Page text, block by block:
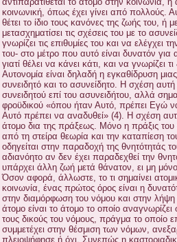
κοινωνική, όπως έχει γίνει από πολλούς.
θέτει το ίδιο τους κανόνες της ζωής του, ή
μετασχηματίσει τις σχέσεις του με το
γνωρίζει τις επιθυμίες του και να ελέγχει
του- στο μέτρο που αυτό είναι δυνατόν
γιατί θέλει να κάνει κάτι, και να γνωρίζει τι
Αυτονομία είναι δηλαδή η εγκαθίδρυση
συνειδητό και το ασυνείδητο. Η σχέση αυτή
συνειδητού επί του ασυνειδήτου, αλλά
φροϋδικού «όπου ήταν Αυτό, πρέπει Εγώ
Αυτό πρέπει να αναδυθεί» (4). Η σχέση
άτομο δια της πράξεως. Μόνο η πράξις
από τη στείρα θεωρία και την καταπίεση
οδηγείται στην παραδοχή της θνητότητάς
αδιανόητο αν δεν έχει παραδεχθεί την
υπάρχει άλλη ζωή μετά θάνατον, ει μη
Όσον αφορά, άλλωστε, το τι σημαίνει
κοινωνία, ένας πρώτος όρος είναι η
στην διαμόρφωση του νόμου και στην
άτομο είναι το άτομο το οποίο αναγνωρίζει
τους δικούς του νόμους, πράγμα το οποίο
συμμετέχει στην θέσμιση των νόμων,
πλειοψήφησε ή όχι. Συνεπώς η